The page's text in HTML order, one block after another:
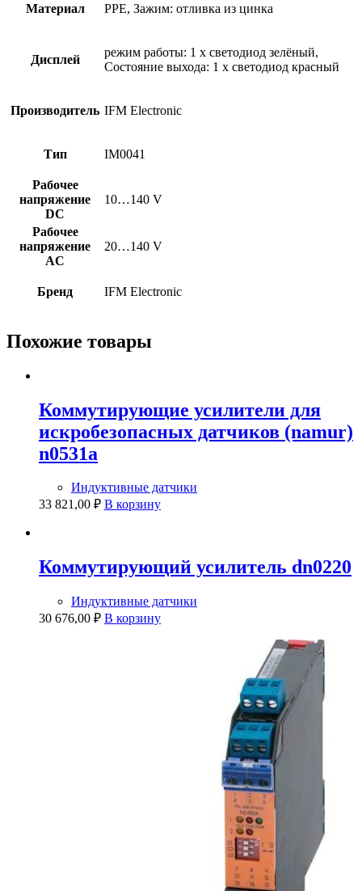
Материал PPE, Зажим: отливка из цинка
Дисплей
режим работы: 1 x светодиод зелёный,
Состояние выхода: 1 x светодиод красный
Производитель IFM Electronic
Тип IM0041
Рабочее
напряжение
DC
10…140 V
Рабочее
напряжение
AC
20…140 V
Бренд IFM Electronic
Похожие товары
Коммутирующие усилители для
искробезопасных датчиков (namur)
n0531a
Индуктивные датчики
33 821,00 ₽ В корзину
Коммутирующий усилитель dn0220
Индуктивные датчики
30 676,00 ₽ В корзину